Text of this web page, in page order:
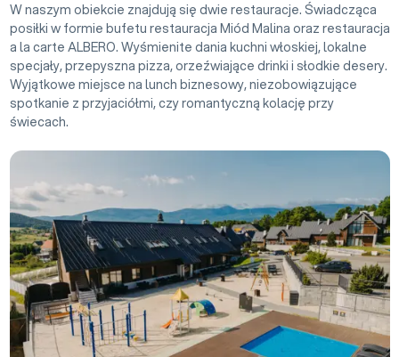
W naszym obiekcie znajdują się dwie restauracje. Świadcząca
posiłki w formie bufetu restauracja Miód Malina oraz restauracja
a la carte ALBERO. Wyśmienite dania kuchni włoskiej, lokalne
specjały, przepyszna pizza, orzeźwiające drinki i słodkie desery.
Wyjątkowe miejsce na lunch biznesowy, niezobowiązujące
spotkanie z przyjaciółmi, czy romantyczną kolację przy
świecach.